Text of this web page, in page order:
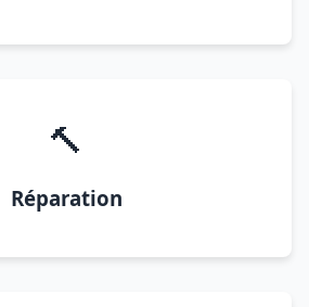
🔨
Réparation